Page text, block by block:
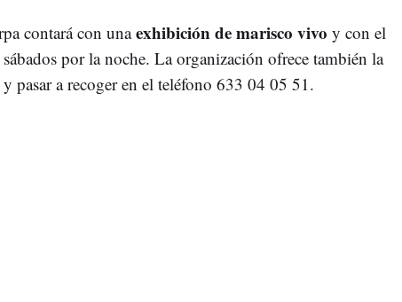
contará con unaexhibición de marisco vivo y con el
sábados por la noche. La organización ofrece también la
pasar a recoger en el teléfono 633 04 05 51.